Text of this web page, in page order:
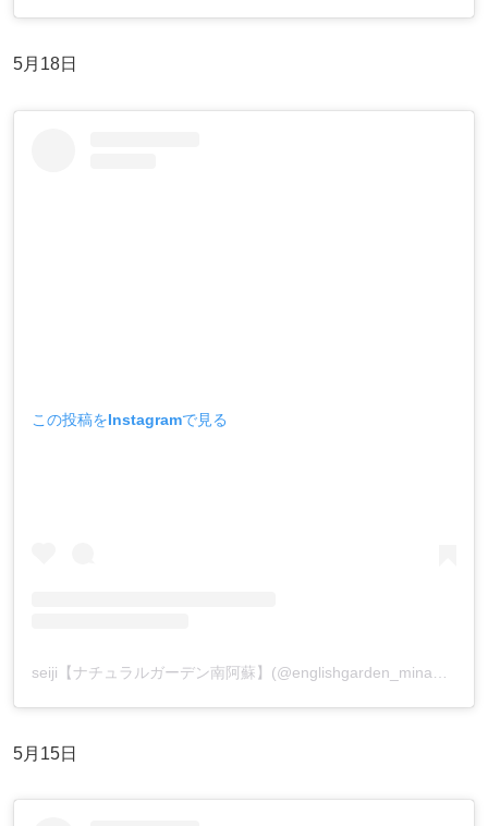
5月18日
この投稿をInstagramで見る
5月15日